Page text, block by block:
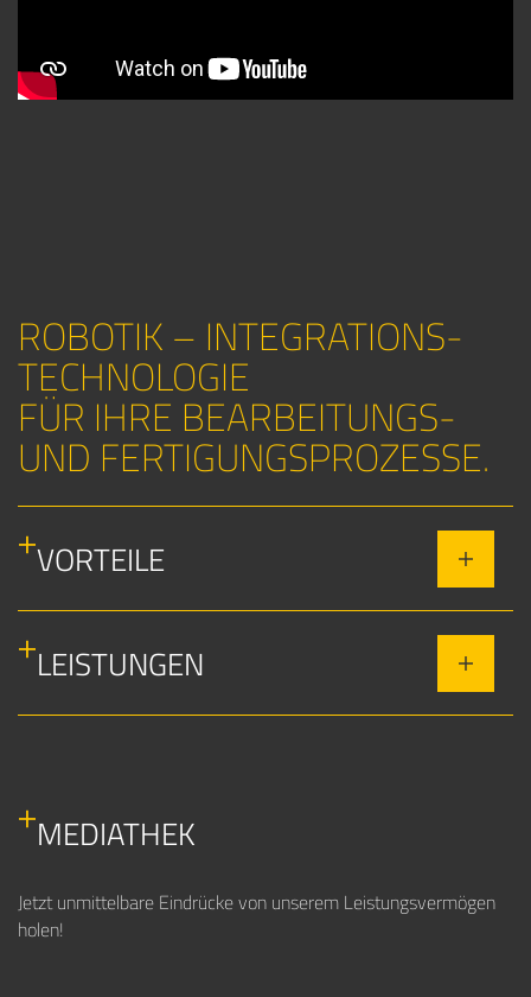
ROBOTIK – INTEGRATIONS-
TECHNOLOGIE
FÜR IHRE BEARBEITUNGS-
UND FERTIGUNGSPROZESSE.
VORTEILE
LEISTUNGEN
MEDIATHEK
Jetzt unmittelbare Eindrücke von unserem Leistungsvermögen
holen!